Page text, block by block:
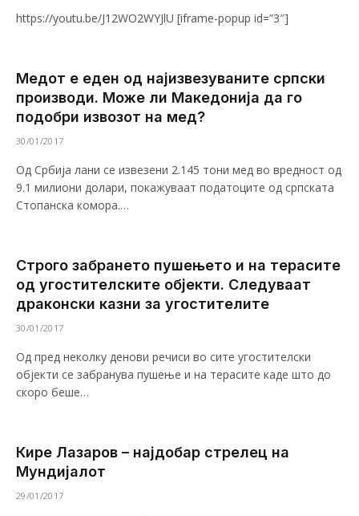
https://youtu.be/J12WO2WYJlU [iframe-popup id=”3″]
Медот е еден од најизвезуваните српски
производи. Може ли Македонија да го
подобри извозот на мед?
30/01/2017
Од Србија лани се извезени 2.145 тони мед во вредност од
9.1 милиони долари, покажуваат податоците од српската
Стопанска комора.…
Строго забрането пушењето и на терасите
од угостителските објекти. Следуваат
драконски казни за угостителите
30/01/2017
Од пред неколку денови речиси во сите угостителски
објекти се забранува пушење и на терасите каде што до
скоро беше…
Кире Лазаров – најдобар стрелец на
Мундијалот
29/01/2017